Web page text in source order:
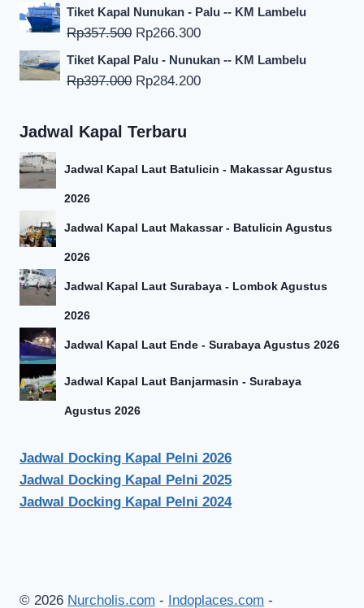
Tiket Kapal Nunukan - Palu -- KM Lambelu
Rp357.500 Harga
aslinya
adalah:
Rp266.300Harga
saat
ini
Tiket Kapal Palu - Nunukan -- KM Lambelu
Rp397.000 Harga
adalah:
Rp284.200Harga
Rp284.200.
Jadwal Kapal Terbaru
Jadwal Kapal Laut Batulicin - Makassar Agustus
2026
Jadwal Kapal Laut Makassar - Batulicin Agustus
2026
Jadwal Kapal Laut Surabaya - Lombok Agustus
2026
Jadwal Kapal Laut Ende - Surabaya Agustus 2026
Jadwal Kapal Laut Banjarmasin - Surabaya
Agustus 2026
Jadwal Docking Kapal Pelni 2026
Jadwal Docking Kapal Pelni 2025
Jadwal Docking Kapal Pelni 2024
© 2026 Nurcholis.com - Indoplaces.com -